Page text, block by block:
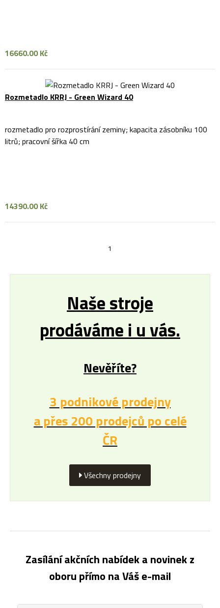
16660.00 Kč
Rozmetadlo KRRJ - Green Wizard 40
rozmetadlo pro rozprostírání zeminy; kapacita zásobníku 100
litrů; pracovní šířka 40 cm
14390.00 Kč
1
Naše stroje
prodáváme i u vás.
Nevěříte?
3 podnikové prodejny
a přes 200 prodejců po celé
ČR
Všechny prodejny
Zasílání akčních nabídek a novinek z
oboru přímo na Váš e-mail